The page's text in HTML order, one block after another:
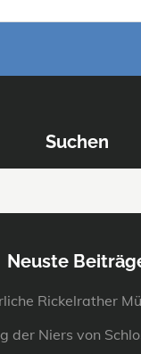
Suchen
Neuste
Rickelrather
der Niers von